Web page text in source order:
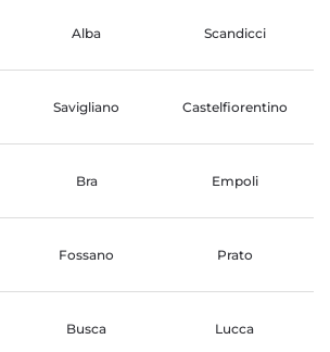
Alba Scandicci
Savigliano Castelfiorentino
Bra Empoli
Fossano Prato
Busca Lucca